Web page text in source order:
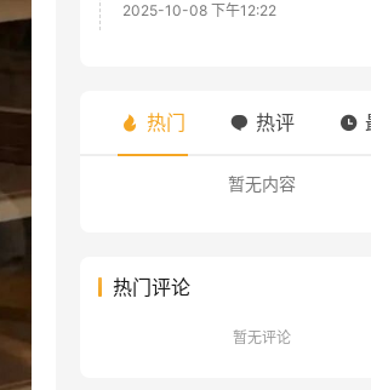
2025-10-08 下午12:22
热门 热评
暂无内容
热门评论
暂无评论